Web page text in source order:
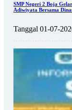
SMP Negeri 2 Boja
Adiwiyata Bersama
Tanggal 01-07-